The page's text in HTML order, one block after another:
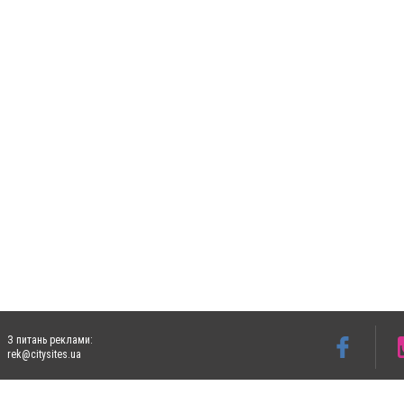
З питань реклами:
rek@citysites.ua